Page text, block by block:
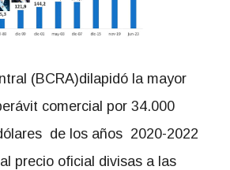
(BCRA)dilapidó la mayor
comercial por 34.000
de los años 2020-2022
precio oficial divisas a las